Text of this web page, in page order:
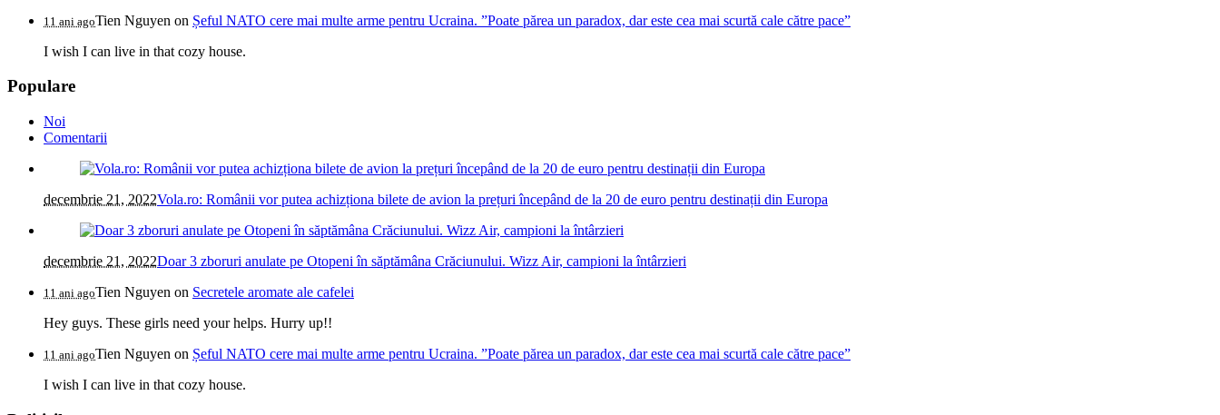
11 ani agoTien Nguyen on Șeful NATO cere mai multe arme pentru Ucraina. ”Poate părea un paradox, dar este cea mai scurtă cale către pace”
I wish I can live in that cozy house.
Populare
Noi
Comentarii
decembrie 21, 2022Vola.ro: Românii vor putea achizționa bilete de avion la prețuri începând de la 20 de euro pentru destinații din Europa
decembrie 21, 2022Doar 3 zboruri anulate pe Otopeni în săptămâna Crăciunului. Wizz Air, campioni la întârzieri
11 ani agoTien Nguyen on Secretele aromate ale cafelei
Hey guys. These girls need your helps. Hurry up!!
11 ani agoTien Nguyen on Șeful NATO cere mai multe arme pentru Ucraina. ”Poate părea un paradox, dar este cea mai scurtă cale către pace”
I wish I can live in that cozy house.